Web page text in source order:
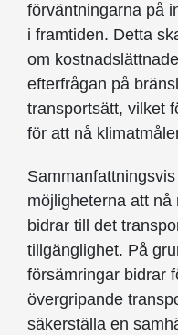
förväntningarna på
i framtiden. Detta
om
efterfrågan på
transportsätt, vilket
för att nå
möjligheterna att
bidrar till det
tillgänglighet. På
försämringar bidrar
övergripande
säkerställa en